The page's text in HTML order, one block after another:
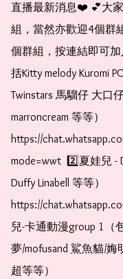
直播最新消息❤️ 💕大
組，當然亦歡迎4個群
個群組，按連結即可加
括Kitty melody Kuromi
Twinstars 馬騮仔 大口
marroncream 等等）
https://
mode=wwt  2️⃣夏娃兒 -
Duffy Linabell 等等）
https://
兒-卡通動漫group 1（
夢/mofusand 鯊魚貓/
超等等）